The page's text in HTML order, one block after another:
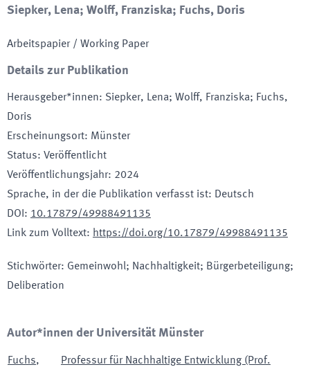
Siepker, Lena; Wolff, Franziska; Fuchs, Doris
Arbeitspapier / Working Paper
Details zur Publikation
Herausgeber*innen: Siepker, Lena; Wolff, Franziska; Fuchs,
Doris
Erscheinungsort: Münster
Status: Veröffentlicht
Veröffentlichungsjahr: 2024
Sprache, in der die Publikation verfasst ist: Deutsch
DOI : 10.17879/49988491135
Link zum Volltext: https://doi.org/10.17879/49988491135
Stichwörter: Gemeinwohl; Nachhaltigkeit; Bürgerbeteiligung;
Deliberation
Autor*innen der Universität Münster
Fuchs,
Professur für Nachhaltige Entwicklung (Prof.